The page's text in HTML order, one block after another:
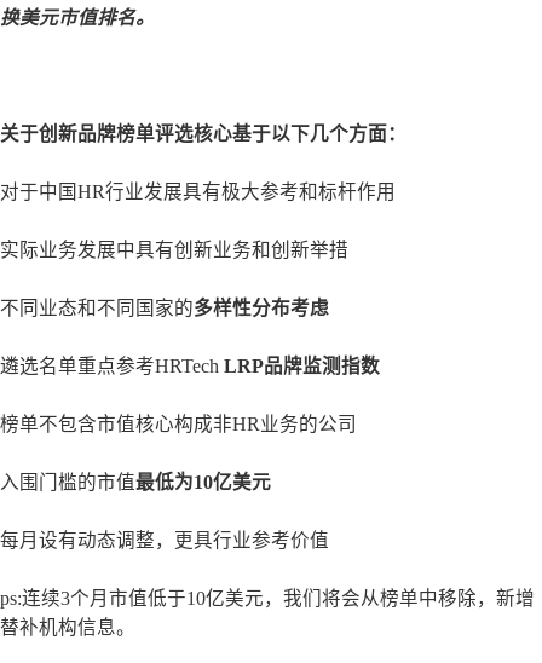
换美元市值排名。
关于创新品牌榜单评选核心基于以下几个方面：
对于中国HR行业发展具有极大参考和标杆作用
实际业务发展中具有创新业务和创新举措
不同业态和不同国家的多样性分布考虑
遴选名单重点参考HRTech LRP品牌监测指数
榜单不包含市值核心构成非HR业务的公司
入围门槛的市值最低为10亿美元
每月设有动态调整，更具行业参考价值
ps:连续3个月市值低于10亿美元，我们将会从榜单中移除，新增
替补机构信息。